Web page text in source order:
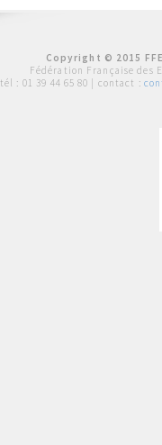
Copyright © 2015
Fédération Française des
tél : 01 39 44 65 80 | contact :